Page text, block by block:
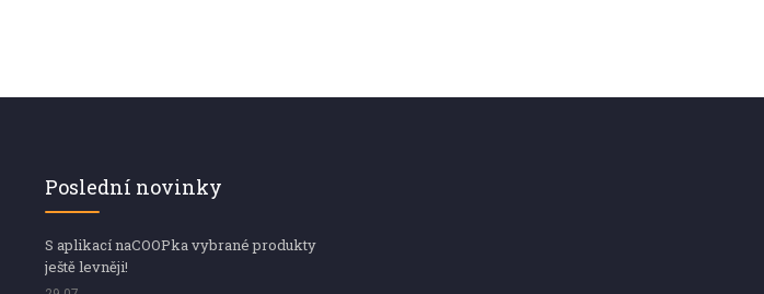
Poslední novinky
S aplikací naCOOPka vybrané produkty
ještě levněji!